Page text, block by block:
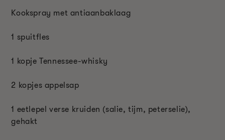
Kookspray met antiaanbaklaag
1 spuitfles
1 kopje Tennessee-whisky
2 kopjes appelsap
1 eetlepel verse kruiden (salie, tijm, peterselie),
gehakt